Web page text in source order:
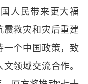
人民带来更大福
救灾和灾后重建
个中国政策，致
领域交流合作。